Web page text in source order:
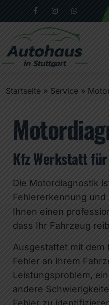
Startseite » Service »
Kfz Werkstatt
Die Motordiagnostik
Fehlererkennung
Ihnen einen
dass Ihr Fahrzeug
Ausgestattet mit dem
Fehler an Ihrem
Leistungsproblem,
andere